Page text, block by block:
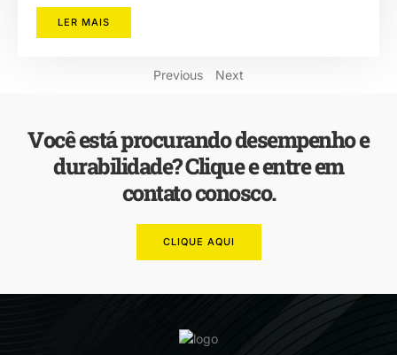
LER MAIS
Previous Next
Você está procurando desempenho e
durabilidade? Clique e entre em
contato conosco.
CLIQUE AQUI